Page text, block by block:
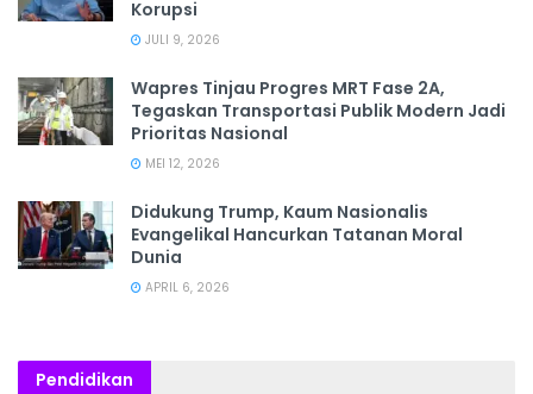
Korupsi
JULI 9, 2026
Wapres Tinjau Progres MRT Fase 2A,
Tegaskan Transportasi Publik Modern Jadi
Prioritas Nasional
MEI 12, 2026
Didukung Trump, Kaum Nasionalis
Evangelikal Hancurkan Tatanan Moral
Dunia
APRIL 6, 2026
Pendidikan